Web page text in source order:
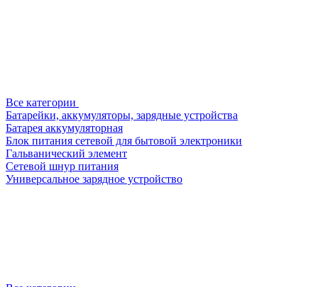
Все категории
Батарейки, аккумуляторы, зарядные устройства
Батарея аккумуляторная
Блок питания сетевой для бытовой электроники
Гальванический элемент
Сетевой шнур питания
Универсальное зарядное устройство